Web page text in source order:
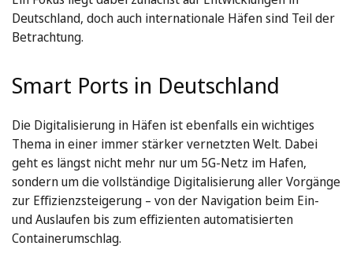
Deutschland, doch auch internationale Häfen sind Teil der
Betrachtung.
Smart Ports in Deutschland
Die Digitalisierung in Häfen ist ebenfalls ein wichtiges
Thema in einer immer stärker vernetzten Welt. Dabei
geht es längst nicht mehr nur um 5G-Netz im Hafen,
sondern um die vollständige Digitalisierung aller Vorgänge
zur Effizienzsteigerung – von der Navigation beim Ein-
und Auslaufen bis zum effizienten automatisierten
Containerumschlag.